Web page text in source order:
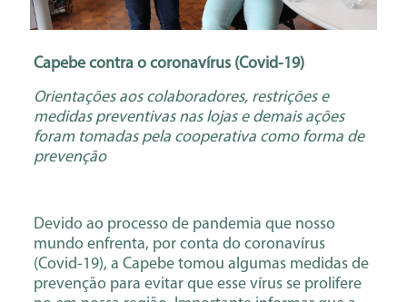
Capebe contra o coronavírus (Covid-19)
Orientações aos colaboradores, restrições e
medidas preventivas nas lojas e demais ações
foram tomadas pela cooperativa como forma de
prevenção
Devido ao processo de pandemia que nosso
mundo enfrenta, por conta do coronavírus
(Covid-19), a Capebe tomou algumas medidas de
prevenção para evitar que esse vírus se prolifere